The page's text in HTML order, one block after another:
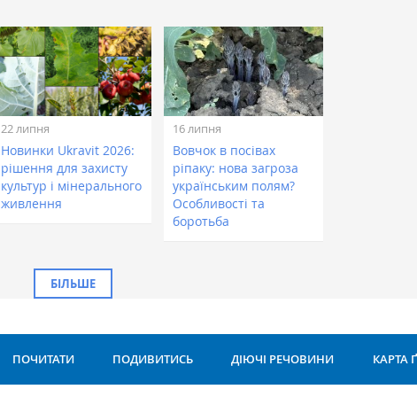
22 липня
Новинки Ukravit 2026:
рішення для захисту
культур і мінерального
живлення
16 липня
Вовчок в посівах
ріпаку: нова загроза
українським полям?
Особливості та
боротьба
БІЛЬШЕ
ПОЧИТАТИ ПОДИВИТИСЬ ДІЮЧІ РЕЧОВИНИ КАРТА